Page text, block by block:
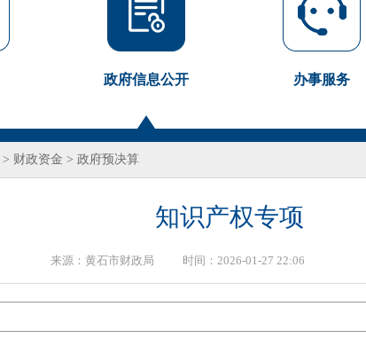
政府信息公开 办事服务
> 财政资金 > 政府预决算
知识产权专项
来源： 黄石市财政局 时间：2026-01-27 22:06